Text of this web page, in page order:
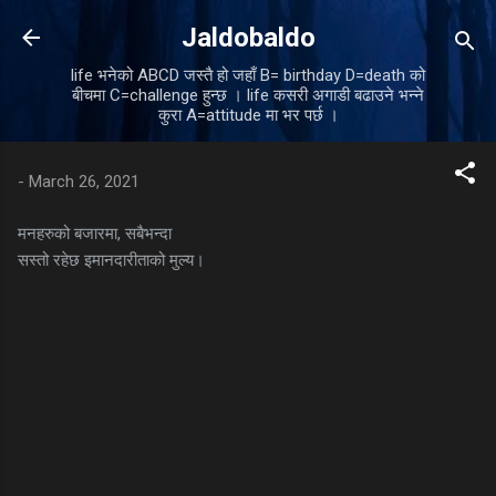
Skip to main content
Jaldobaldo
life भनेको ABCD जस्तै हो जहाँ B= birthday D=death को
बीचमा C=challenge हुन्छ । life कसरी अगाडी बढाउने भन्ने
कुरा A=attitude मा भर पर्छ ।
- March 26, 2021
मनहरुको बजारमा, सबैभन्दा
सस्तो रहेछ इमानदारीताको मुल्य।